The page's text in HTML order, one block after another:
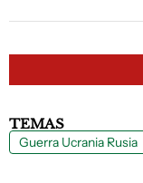
TEMAS
Guerra Ucrania Rusia